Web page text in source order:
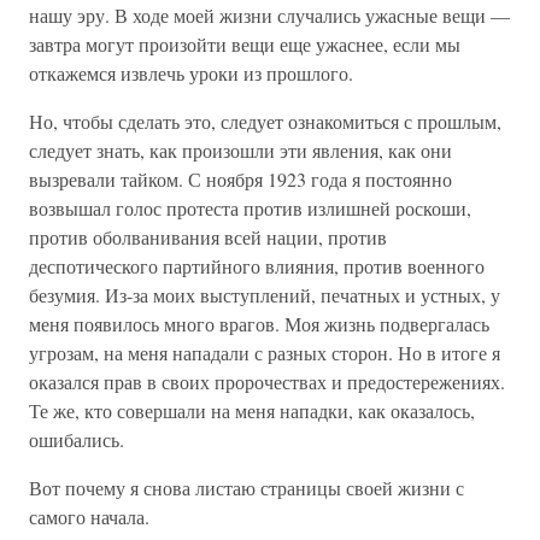
нашу эру. В ходе моей жизни случались ужасные вещи —
завтра могут произойти вещи еще ужаснее, если мы
откажемся извлечь уроки из прошлого.
Но, чтобы сделать это, следует ознакомиться с прошлым,
следует знать, как произошли эти явления, как они
вызревали тайком. С ноября 1923 года я постоянно
возвышал голос протеста против излишней роскоши,
против оболванивания всей нации, против
деспотического партийного влияния, против военного
безумия. Из-за моих выступлений, печатных и устных, у
меня появилось много врагов. Моя жизнь подвергалась
угрозам, на меня нападали с разных сторон. Но в итоге я
оказался прав в своих пророчествах и предостережениях.
Те же, кто совершали на меня нападки, как оказалось,
ошибались.
Вот почему я снова листаю страницы своей жизни с
самого начала.